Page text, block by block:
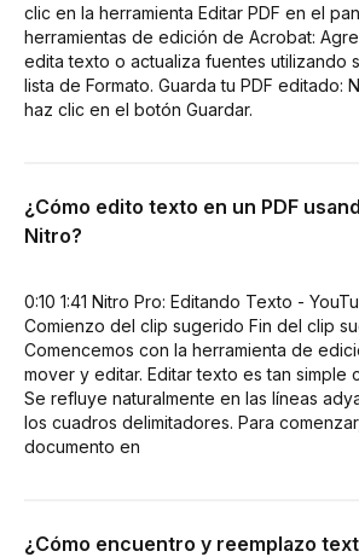
clic en la herramienta Editar PDF en el
herramientas de edición de Acrobat:
edita texto o actualiza fuentes utilizando
lista de Formato. Guarda tu PDF editado:
haz clic en el botón Guardar.
¿Cómo edito texto en un PDF
Nitro?
0:10 1:41 Nitro Pro: Editando Texto -
Comienzo del clip sugerido Fin del clip
Comencemos con la herramienta de
mover y editar. Editar texto es tan simple
Se refluye naturalmente en las líneas
los cuadros delimitadores. Para
documento en
¿Cómo encuentro y reemplazo